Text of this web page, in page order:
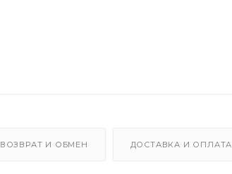
ВОЗВРАТ И ОБМЕН ДОСТАВКА И ОПЛАТА